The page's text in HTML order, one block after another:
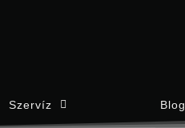
Szervíz Blog